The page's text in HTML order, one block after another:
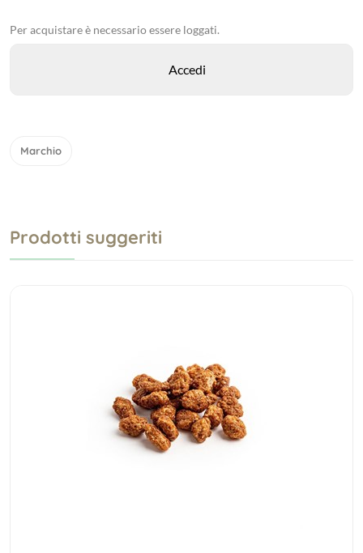
Per acquistare è necessario essere loggati.
Marchio
Prodotti suggeriti